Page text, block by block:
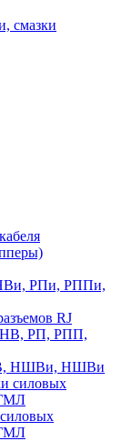
смазки
РПи, РППи,
RJ
НВ, РП, РПП,
НШВи, НШВи
силовых